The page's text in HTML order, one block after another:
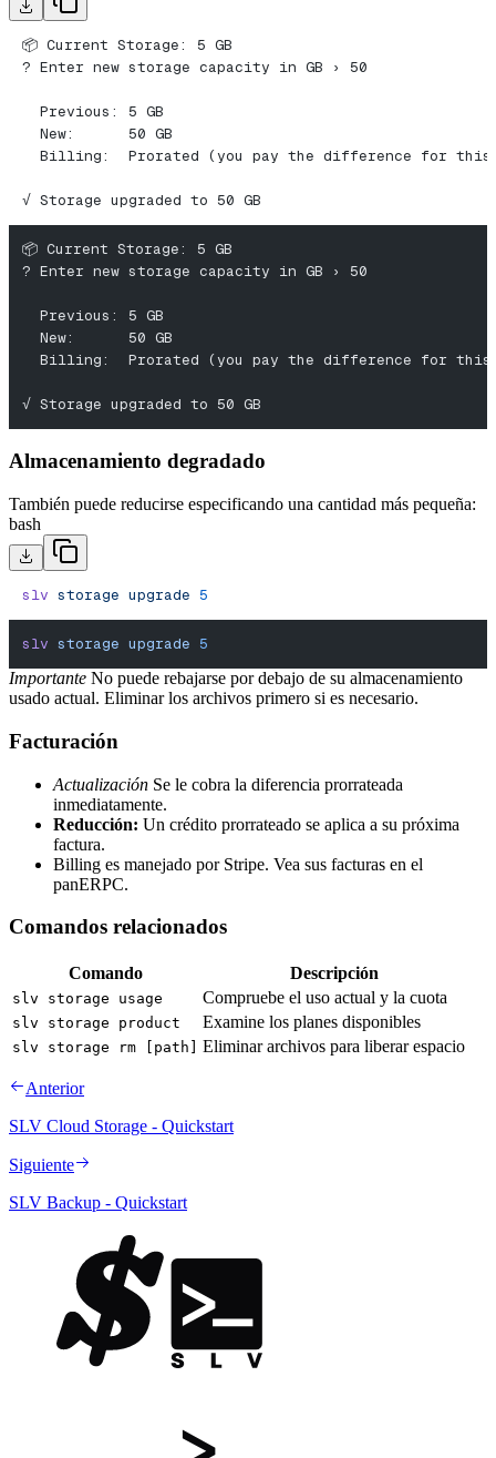
📦 Current Storage: 5 GB
? Enter new storage capacity in GB › 50
  Previous: 5 GB
  New:      50 GB
Billing:  Prorated (you pay the difference for
√ Storage upgraded to 50 GB
📦 Current Storage: 5 GB
? Enter new storage capacity in GB › 50
  Previous: 5 GB
  New:      50 GB
Billing:  Prorated (you pay the difference for
√ Storage upgraded to 50 GB
Almacenamiento degradado
También puede reducirse especificando una cantidad más pequeña:
bash
slv storage upgrade 5
slv storage upgrade 5
Importante No puede rebajarse por debajo de su almacenamiento
usado actual. Eliminar los archivos primero si es necesario.
Facturación
Actualización Se le cobra la diferencia prorrateada
inmediatamente.
Reducción: Un crédito prorrateado se aplica a su próxima
factura.
Billing es manejado por Stripe. Vea sus facturas en el
panERPC.
Comandos relacionados
Comando Descripción
slv storage usage Compruebe el uso actual y la cuota
slv storage product Examine los planes disponibles
slv storage rm [path] Eliminar archivos para liberar espacio
Anterior
SLV Cloud Storage - Quickstart
Siguiente
SLV Backup - Quickstart